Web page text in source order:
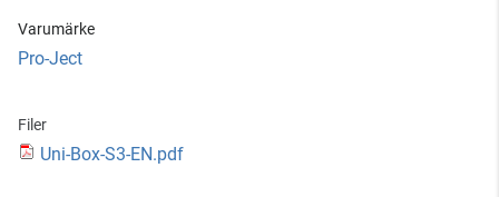
Varumärke
Pro-Ject
Filer
Uni-Box-S3-EN.pdf